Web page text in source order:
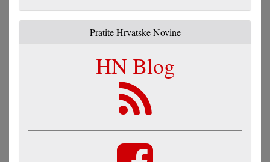
Pratite Hrvatske Novine
HN Blog